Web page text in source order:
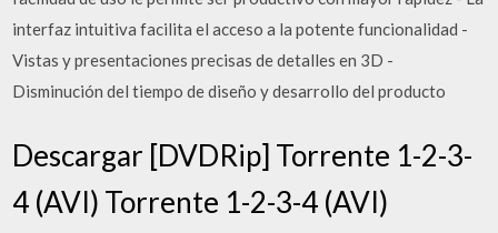
interfaz intuitiva facilita el acceso a la potente funcionalidad -
Vistas y presentaciones precisas de detalles en 3D -
Disminución del tiempo de diseño y desarrollo del producto
Descargar [DVDRip] Torrente 1-2-3-
4 (AVI) Torrente 1-2-3-4 (AVI)